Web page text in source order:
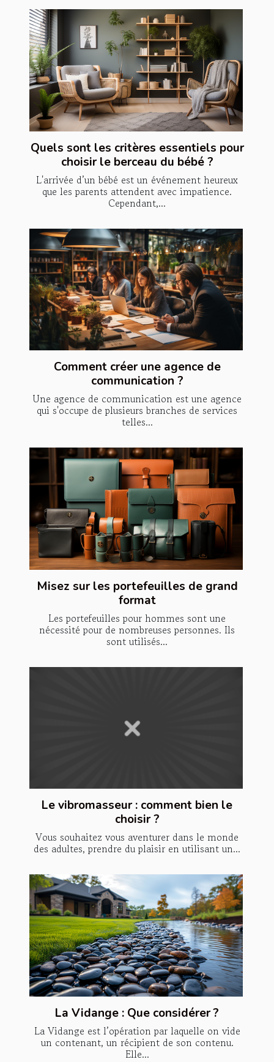
Quels sont les critères essentiels pour
choisir le berceau du bébé ?
L'arrivée d’un bébé est un événement heureux
que les parents attendent avec impatience.
Cependant,...
Comment créer une agence de
communication ?
Une agence de communication est une agence
qui s'occupe de plusieurs branches de services
telles...
Misez sur les portefeuilles de grand
format
Les portefeuilles pour hommes sont une
nécessité pour de nombreuses personnes. Ils
sont utilisés...
Le vibromasseur : comment bien le
choisir ?
Vous souhaitez vous aventurer dans le monde
des adultes, prendre du plaisir en utilisant un...
La Vidange : Que considérer ?
La Vidange est l’opération par laquelle on vide
un contenant, un récipient de son contenu.
Elle...